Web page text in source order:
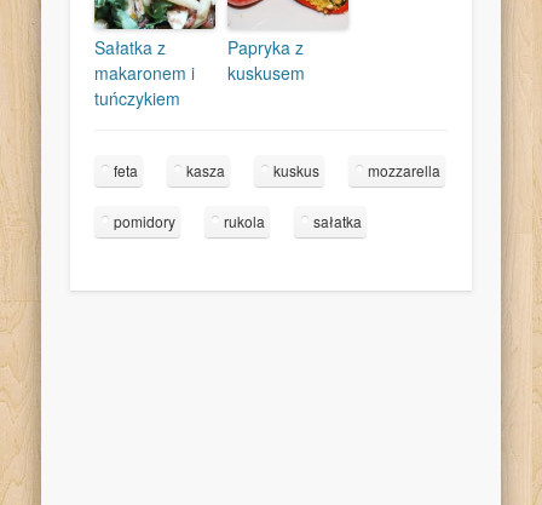
Sałatka z
makaronem i
tuńczykiem
Papryka z
kuskusem
feta kasza kuskus mozzarella
pomidory rukola sałatka